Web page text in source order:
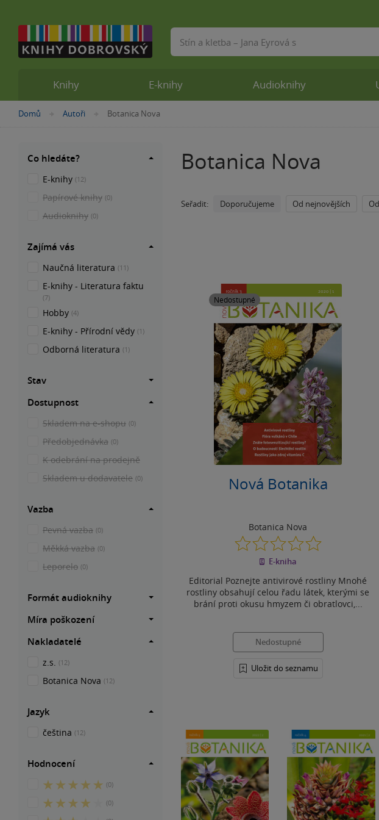
Nacházíte
Domů »Autoři »
Botanica Nova
Botanica Nova
Seřadit: Doporučujeme Od nejnovějších
Nedostupné
Nová Botanika
Botanica Nova
0.0
z
5
E-kniha
Editorial Poznejte antivirové rostliny Mnohé
rostliny obsahují celou řadu látek, kterými se
brání proti okusu hmyzem či obratlovci,...
Nedostupné
Uložit do seznamu
Co hledáte?
E-knihy (12)
Papírové knihy (0)
Audioknihy (0)
Zajímá vás
Naučná literatura (11)
E-knihy - Literatura faktu
(7)
Hobby (4)
E-knihy - Přírodní vědy (1)
Odborná literatura (1)
Stav
Dostupnost
Skladem na e-shopu (0)
Předobjednávka (0)
K odebrání na prodejně
Skladem u dodavatele (0)
Vazba
Pevná vazba (0)
Měkká vazba (0)
Leporelo (0)
Formát audioknihy
Míra poškození
Nakladatelé
z.s. (12)
Botanica Nova (12)
Jazyk
čeština (12)
Hodnocení
5
5
(0)
4
(0)
Knihy E-knihy Audioknihy
Vyhledávání